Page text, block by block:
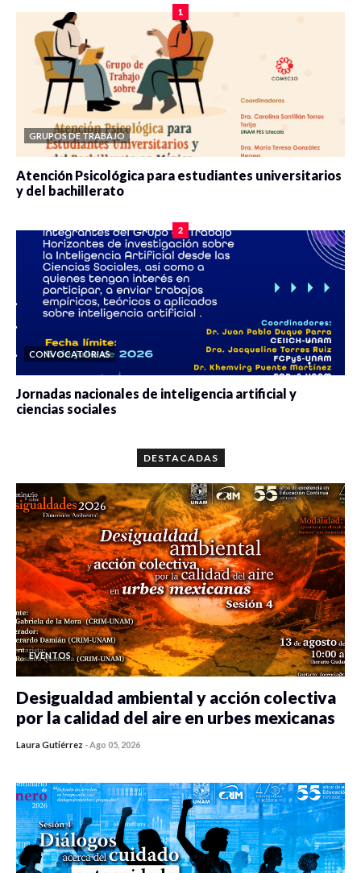
1
GRUPOS DE TRABAJO
Atención Psicológica para estudiantes universitarios
y del bachillerato
2
CONVOCATORIAS
Jornadas nacionales de inteligencia artificial y
ciencias sociales
DESTACADAS
EVENTOS
Desigualdad ambiental y acción colectiva
por la calidad del aire en urbes mexicanas
Laura Gutiérrez -Ago 05, 2026